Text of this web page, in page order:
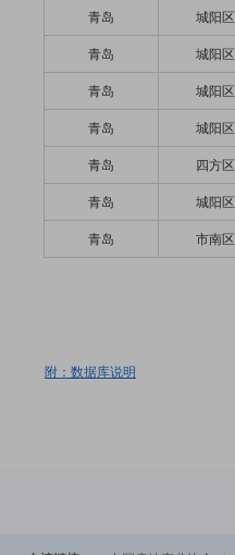
青岛
城阳区
青岛
城阳区
青岛
城阳区
青岛
城阳区
青岛
四方区
青岛
城阳区
青岛
市南区
附：数据库说明